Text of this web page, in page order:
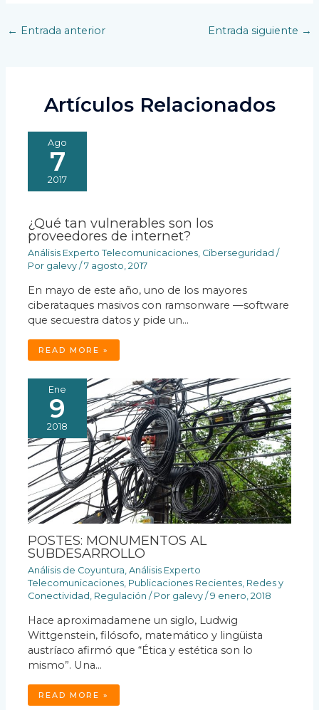
Navegación
← Entrada anterior Entrada siguiente →
Artículos Relacionados
Ago
7
2017
¿Qué tan vulnerables son los
proveedores de internet?
Análisis Experto Telecomunicaciones, Ciberseguridad /
Por galevy/7 agosto, 2017
En mayo de este año, uno de los mayores
ciberataques masivos con ramsonware —software
que secuestra datos y pide un…
READ MORE »
Ene
9
2018
POSTES: MONUMENTOS AL
SUBDESARROLLO
Análisis de Coyuntura,Análisis Experto
Telecomunicaciones, Publicaciones Recientes, Redes y
Conectividad , Regulación / Por galevy/9 enero, 2018
Hace aproximadamene un siglo, Ludwig
Wittgenstein, filósofo, matemático y lingüista
austríaco afirmó que “Ética y estética son lo
mismo”. Una…
READ MORE »